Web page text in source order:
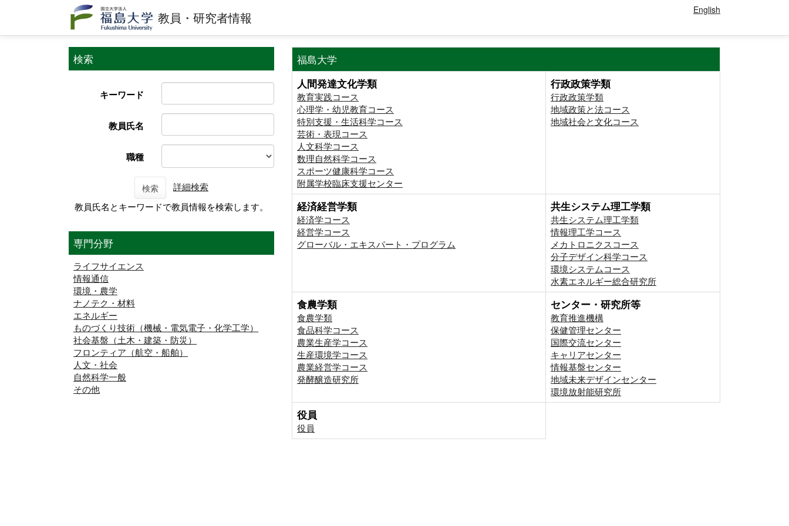
教員・研究者情報 English
検索
キーワード
教員氏名
職種
検索
詳細検索
教員氏名とキーワードで教員情報を検索します。
専門分野
ライフサイエンス
情報通信
環境・農学
ナノテク・材料
エネルギー
ものづくり技術（機械・電気電子・化学工学）
社会基盤（土木・建築・防災）
フロンティア（航空・船舶）
人文・社会
自然科学一般
その他
福島大学
人間発達文化学類
教育実践コース
心理学・幼児教育コース
特別支援・生活科学コース
芸術・表現コース
人文科学コース
数理自然科学コース
スポーツ健康科学コース
附属学校臨床支援センター
行政政策学類
行政政策学類
地域政策と法コース
地域社会と文化コース
経済経営学類
経済学コース
経営学コース
グローバル・エキスパート・プログラム
共生システム理工学類
共生システム理工学類
情報理工学コース
メカトロニクスコース
分子デザイン科学コース
環境システムコース
⽔素エネルギー総合研究所
食農学類
食農学類
食品科学コース
農業生産学コース
生産環境学コース
農業経営学コース
発酵醸造研究所
センター・研究所等
教育推進機構
保健管理センター
国際交流センター
キャリアセンター
情報基盤センター
地域未来デザインセンター
環境放射能研究所
役員
役員